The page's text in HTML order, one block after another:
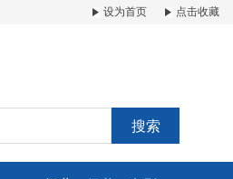
设为首页 点击收藏
搜索